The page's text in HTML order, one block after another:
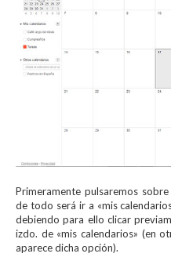
Primeramente pulsaremos
de todo será ir a «mis
debiendo para ello clicar
izdo. de «mis calendarios» (en
aparece dicha opción).